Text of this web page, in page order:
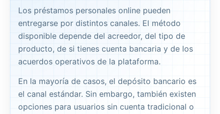
Los préstamos personales online pueden
entregarse por distintos canales. El método
disponible depende del acreedor, del tipo de
producto, de si tienes cuenta bancaria y de los
acuerdos operativos de la plataforma.
En la mayoría de casos, el depósito bancario es
el canal estándar. Sin embargo, también existen
opciones para usuarios sin cuenta tradicional o